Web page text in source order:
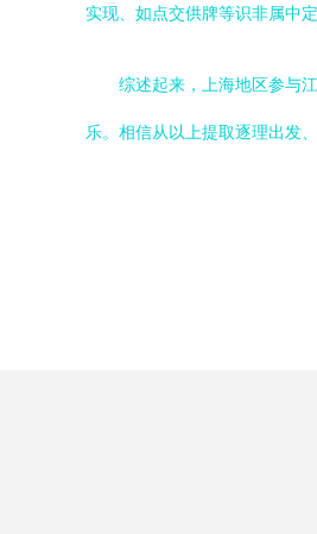
实现、如点交供牌等识非属中
综述起来，上海地区参与
乐。相信从以上提取逐理出发